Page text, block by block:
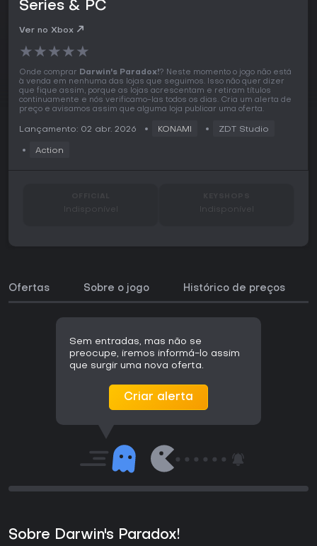
Series & PC
Ver no Xbox
★★★★★
Onde comprar Darwin's Paradox!? Neste momento o jogo não está
à venda em nenhuma das lojas que seguimos. Isso não quer dizer
que fique assim, porque as lojas acrescentam e retiram títulos
continuamente e nós verificamo-las todos os dias. Cria um alerta de
preço e avisamos assim que alguma loja publicar uma oferta.
Lançamento: 02 abr. 2026 KONAMI ZDT Studio
Action
Indisponível Indisponível
Ofertas Sobre o jogo Histórico de preços
Sem entradas, mas não se
preocupe, iremos informá-lo assim
que surgir uma nova oferta.
Criar alerta
Sobre Darwin's Paradox!